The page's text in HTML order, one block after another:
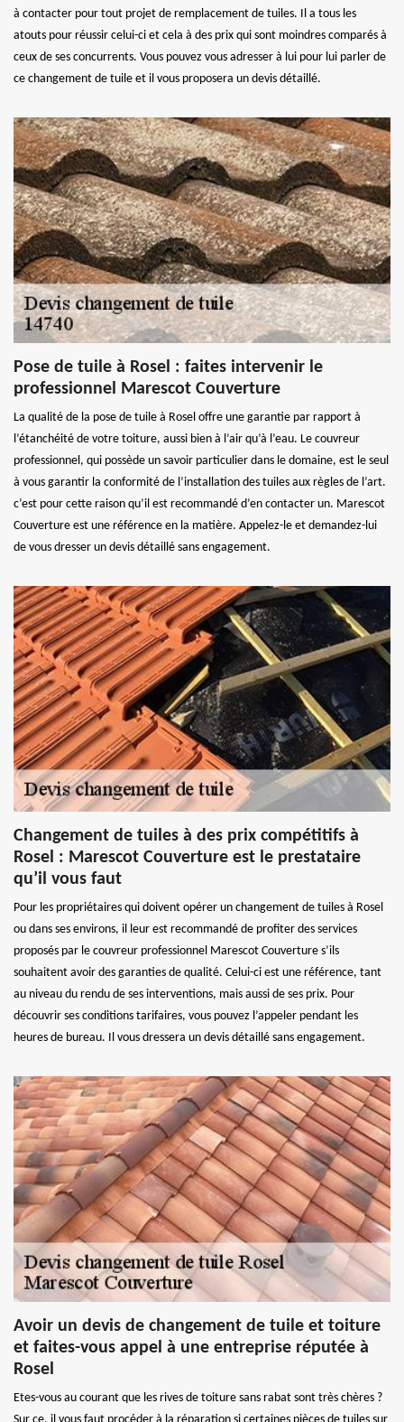
à contacter pour tout projet de remplacement de tuiles. Il a tous les
atouts pour réussir celui-ci et cela à des prix qui sont moindres comparés à
ceux de ses concurrents. Vous pouvez vous adresser à lui pour lui parler de
ce changement de tuile et il vous proposera un devis détaillé.
Pose de tuile à Rosel : faites intervenir le
professionnel Marescot Couverture
La qualité de la pose de tuile à Rosel offre une garantie par rapport à
l’étanchéité de votre toiture, aussi bien à l’air qu’à l’eau. Le couvreur
professionnel, qui possède un savoir particulier dans le domaine, est le seul
à vous garantir la conformité de l’installation des tuiles aux règles de l’art.
c’est pour cette raison qu’il est recommandé d’en contacter un. Marescot
Couverture est une référence en la matière. Appelez-le et demandez-lui
de vous dresser un devis détaillé sans engagement.
Changement de tuiles à des prix compétitifs à
Rosel : Marescot Couverture est le prestataire
qu’il vous faut
Pour les propriétaires qui doivent opérer un changement de tuiles à Rosel
ou dans ses environs, il leur est recommandé de profiter des services
proposés par le couvreur professionnel Marescot Couverture s’ils
souhaitent avoir des garanties de qualité. Celui-ci est une référence, tant
au niveau du rendu de ses interventions, mais aussi de ses prix. Pour
découvrir ses conditions tarifaires, vous pouvez l’appeler pendant les
heures de bureau. Il vous dressera un devis détaillé sans engagement.
Avoir un devis de changement de tuile et toiture
et faites-vous appel à une entreprise réputée à
Rosel
Etes-vous au courant que les rives de toiture sans rabat sont très chères ?